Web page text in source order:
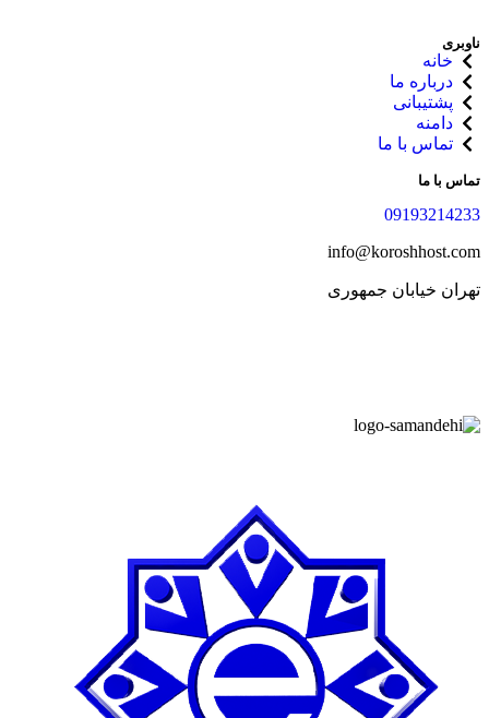
ناوبری
خانه
درباره ما
پشتیبانی
دامنه
تماس با ما
تماس با ما
09193214233
info@koroshhost.com
تهران خیابان جمهوری